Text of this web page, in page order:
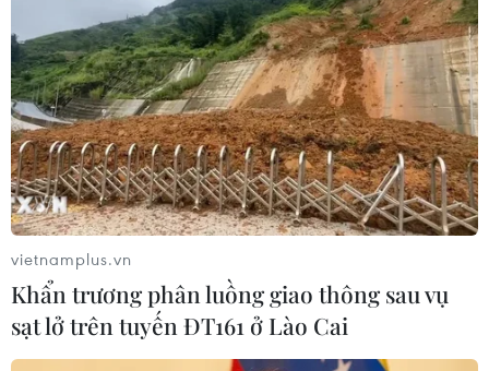
vietnamplus.vn
Khẩn trương phân luồng giao thông sau vụ
sạt lở trên tuyến ĐT161 ở Lào Cai